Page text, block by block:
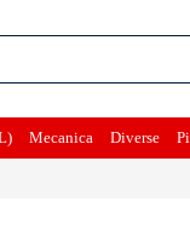
Mecanica Diverse